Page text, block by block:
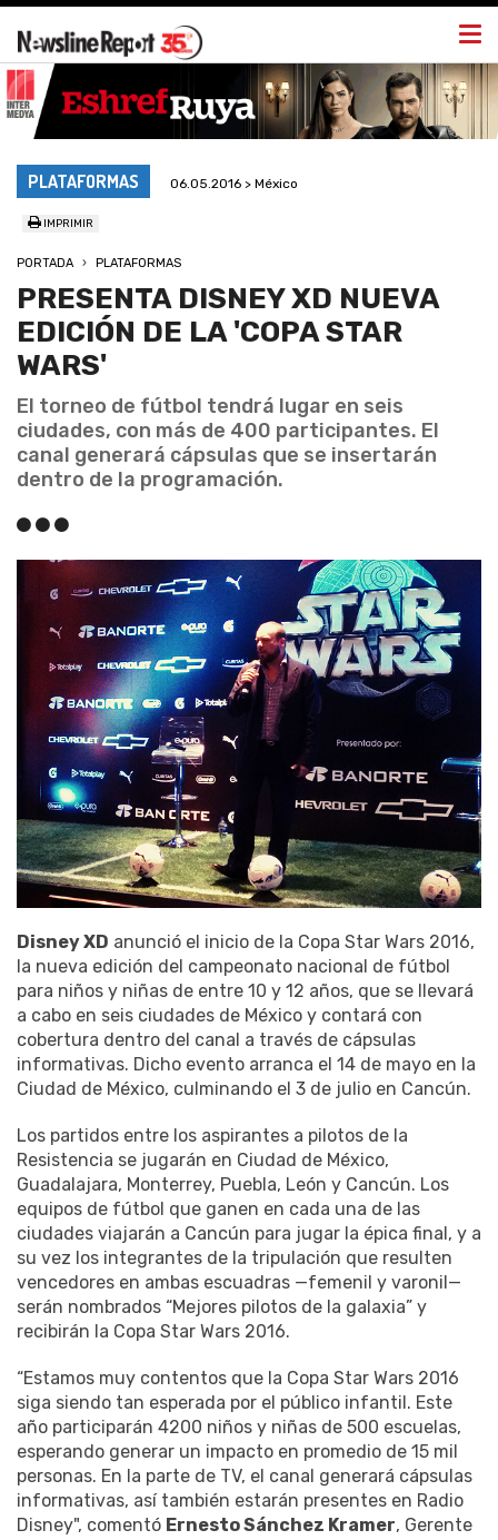
PLATAFORMAS 06.05.2016 > México
IMPRIMIR
PORTADA PLATAFORMAS
PRESENTA DISNEY XD NUEVA
EDICIÓN DE LA 'COPA STAR
WARS'
El torneo de fútbol tendrá lugar en seis
ciudades, con más de 400 participantes. El
canal generará cápsulas que se insertarán
dentro de la programación.
Disney XD anunció el inicio de la Copa Star Wars 2016,
la nueva edición del campeonato nacional de fútbol
para niños y niñas de entre 10 y 12 años, que se llevará
a cabo en seis ciudades de México y contará con
cobertura dentro del canal a través de cápsulas
informativas. Dicho evento arranca el 14 de mayo en la
Ciudad de México, culminando el 3 de julio en Cancún.
Los partidos entre los aspirantes a pilotos de la
Resistencia se jugarán en Ciudad de México,
Guadalajara, Monterrey, Puebla, León y Cancún. Los
equipos de fútbol que ganen en cada una de las
ciudades viajarán a Cancún para jugar la épica final, y a
su vez los integrantes de la tripulación que resulten
vencedores en ambas escuadras —femenil y varonil—
serán nombrados “Mejores pilotos de la galaxia” y
recibirán la Copa Star Wars 2016.
“Estamos muy contentos que la Copa Star Wars 2016
siga siendo tan esperada por el público infantil. Este
año participarán 4200 niños y niñas de 500 escuelas,
esperando generar un impacto en promedio de 15 mil
personas. En la parte de TV, el canal generará cápsulas
informativas, así también estarán presentes en Radio
Disney", comentó Ernesto Sánchez Kramer, Gerente